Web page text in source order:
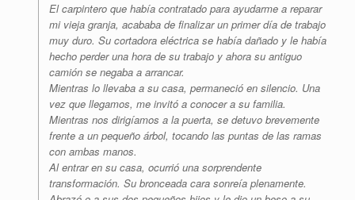
El carpintero que había contratado para ayudarme a reparar
mi vieja granja, acababa de finalizar un primer día de trabajo
muy duro. Su cortadora eléctrica se había dañado y le había
hecho perder una hora de su trabajo y ahora su antiguo
camión se negaba a arrancar.
Mientras lo llevaba a su casa, permaneció en silencio. Una
vez que llegamos, me invitó a conocer a su familia.
Mientras nos dirigíamos a la puerta, se detuvo brevemente
frente a un pequeño árbol, tocando las puntas de las ramas
con ambas manos.
Al entrar en su casa, ocurrió una sorprendente
transformación. Su bronceada cara sonreía plenamente.